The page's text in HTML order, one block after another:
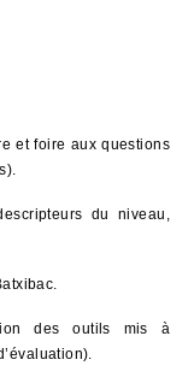
et foire aux questions
du niveau,
des outils mis à